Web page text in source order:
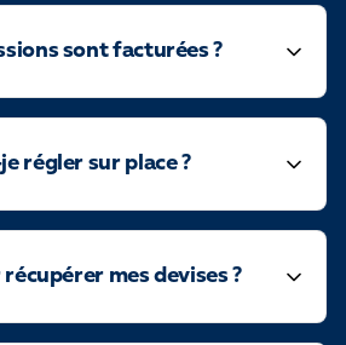
sont facturées ?
régler sur place ?
mes devises ?